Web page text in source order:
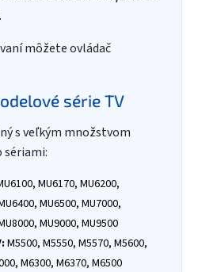
môžete ovládač
série TV
s veľkým množstvom
sériami:
MU6170, MU6200,
MU6500, MU7000,
MU9000, MU9500
M5500, M5550, M5570, M5600,
M6300, M6370, M6500